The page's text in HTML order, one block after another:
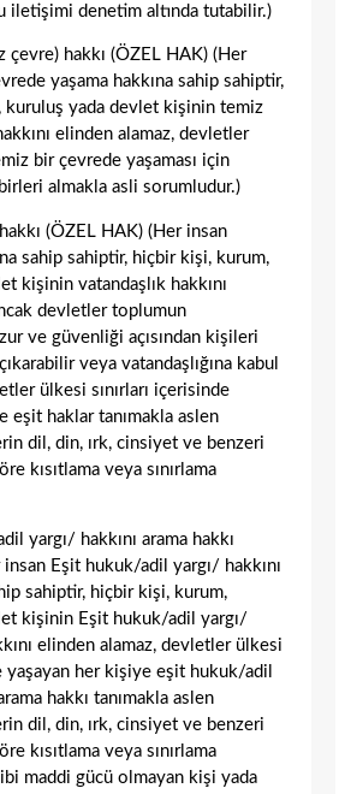
iletişimi denetim altında tutabilir.)
çevre) hakkı (ÖZEL HAK) (Her
yaşama hakkına sahip sahiptir,
kuruluş yada devlet kişinin temiz
elinden alamaz, devletler
bir çevrede yaşaması için
almakla asli sorumludur.)
(ÖZEL HAK) (Her insan
sahip sahiptir, hiçbir kişi, kurum,
kişinin vatandaşlık hakkını
devletler toplumun
ve güvenliği açısından kişileri
veya vatandaşlığına kabul
ülkesi sınırları içerisinde
eşit haklar tanımakla aslen
dil, din, ırk, cinsiyet ve benzeri
kısıtlama veya sınırlama
yargı/ hakkını arama hakkı
Eşit hukuk/adil yargı/ hakkını
sahiptir, hiçbir kişi, kurum,
kişinin Eşit hukuk/adil yargı/
elinden alamaz, devletler ülkesi
yaşayan her kişiye eşit hukuk/adil
hakkı tanımakla aslen
dil, din, ırk, cinsiyet ve benzeri
kısıtlama veya sınırlama
maddi gücü olmayan kişi yada